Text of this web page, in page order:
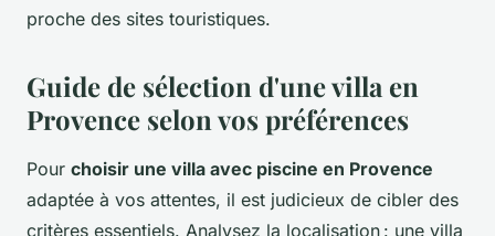
proche des sites touristiques.
Guide de sélection d'une villa en
Provence selon vos préférences
Pour choisir une villa avec piscine en Provence
adaptée à vos attentes, il est judicieux de cibler des
critères essentiels. Analysez la localisation : une villa